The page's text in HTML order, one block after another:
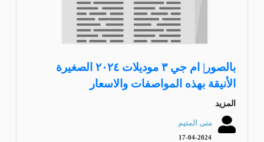
بالصور| ام جي ٣ موديلات ٢٠٢٤ الصغيرة
الأنيقة بهذه المواصفات والاسعار
المزيد
منى المتيم
17-04-2024